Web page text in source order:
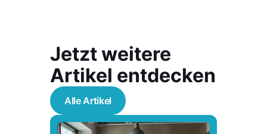
Jetzt weitere
Artikel entdecken
Alle Artikel